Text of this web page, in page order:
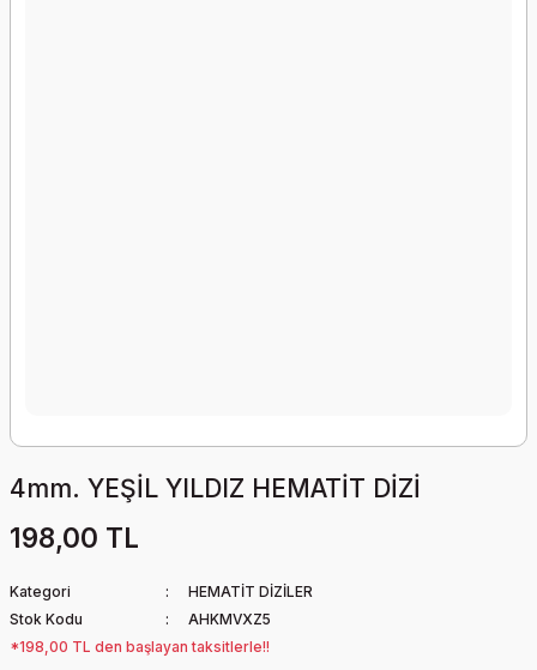
4mm. YEŞİL YILDIZ HEMATİT DİZİ
198,00 TL
Kategori
HEMATİT DİZİLER
Stok Kodu
AHKMVXZ5
*198,00 TL den başlayan taksitlerle!!